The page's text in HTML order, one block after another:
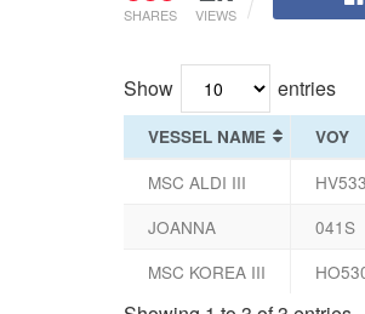
SHARES VIEWS
Show entries
VESSEL NAME VOY
MSC ALDI III
JOANNA
041S
MSC KOREA III